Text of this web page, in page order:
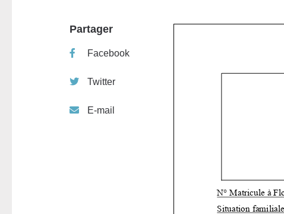
Partager
Facebook
Twitter
E-mail